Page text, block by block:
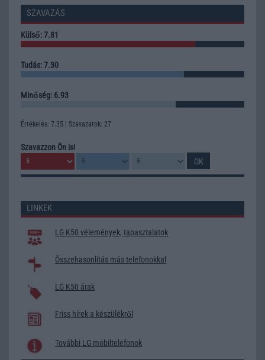
SZAVAZÁS
Külső: 7.81
Tudás: 7.30
Minőség: 6.93
Értékelés: 7.35 | Szavazatok: 27
Szavazzon Ön is!
LINKEK
LG K50 vélemények, tapasztalatok
Összehasonlítás más telefonokkal
LG K50 árak
Friss hírek a készülékről
További LG mobiltelefonok